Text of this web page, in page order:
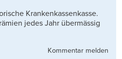
Krankenkassenkasse.
jedes Jahr übermässig
Kommentar melden